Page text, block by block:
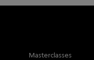
Masterclasses